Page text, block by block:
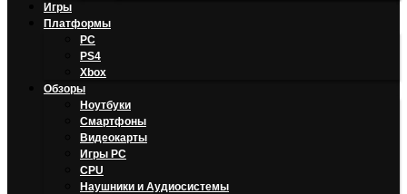
Игры
Платформы
PC
PS4
Xbox
Обзоры
Ноутбуки
Смартфоны
Видеокарты
Игры PC
CPU
Наушники и Аудиосистемы